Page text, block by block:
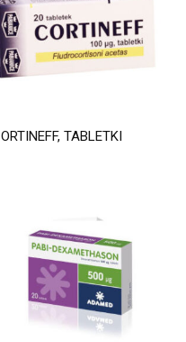
TABLETKI